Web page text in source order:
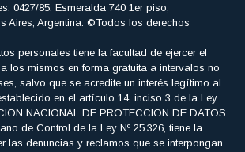
0427/85. Esmeralda 740 1er piso,
Aires, Argentina. ©Todos los derechos
personales tiene la facultad de ejercer el
los mismos en forma gratuita a intervalos no
salvo que se acredite un interés legítimo al
en el artículo 14, inciso 3 de la Ley
NACIONAL DE PROTECCION DE DATOS
de Control de la Ley Nº 25.326, tiene la
las denuncias y reclamos que se interpongan